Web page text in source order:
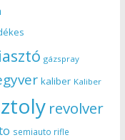
gázspray
kaliber Kaliber
revolver
semiauto rifle